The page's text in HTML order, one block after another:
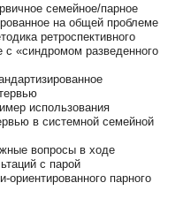
семейное/парное
на общей проблеме
ретроспективного
с «синдромом разведенного
использования
в системной семейной
вопросы в ходе
с парой
ориентированного парного